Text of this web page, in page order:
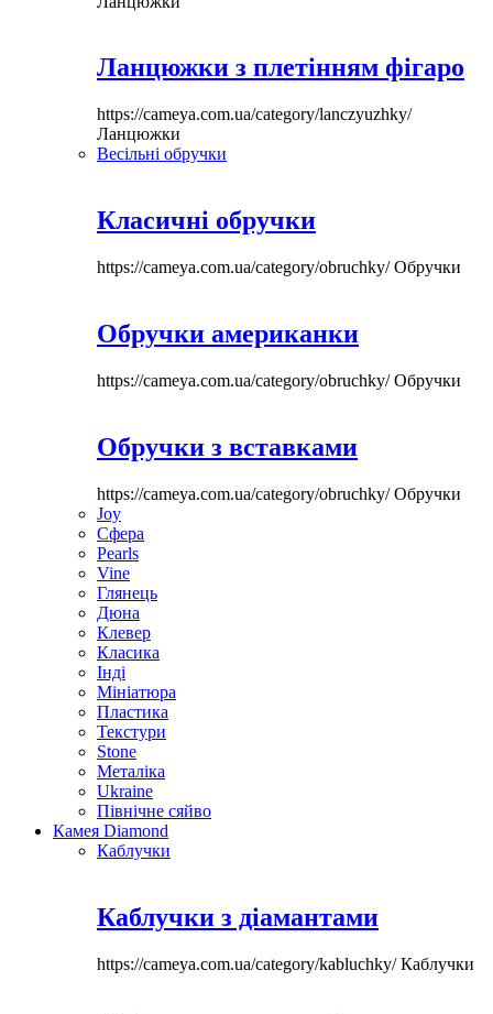
Ланцюжки з плетінням фігаро
https://cameya.com.ua/category/lanczyuzhky/
Ланцюжки
Весільні обручки
Класичні обручки
https://cameya.com.ua/category/obruchky/Обручки
Обручки американки
https://cameya.com.ua/category/obruchky/Обручки
Обручки з вставками
https://cameya.com.ua/category/obruchky/Обручки
Joy
Сфера
Pearls
Vine
Глянець
Дюна
Клевер
Класика
Інді
Мініатюра
Пластика
Текстури
Stone
Металіка
Ukraine
Північне сяйво
Камея Diamond
Каблучки
Каблучки з діамантами
https://cameya.com.ua/category/kabluchky/Каблучки